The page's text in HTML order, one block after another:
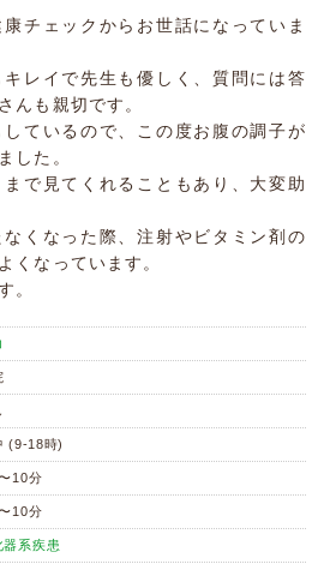
チェックからお世話になっていま
レイで先生も優しく、質問には答
んも親切です。
ているので、この度お腹の調子が
した。
で見てくれることもあり、大変助
くなった際、注射やビタミン剤の
くなっています。
。
(9-18時)
10分
10分
器系疾患